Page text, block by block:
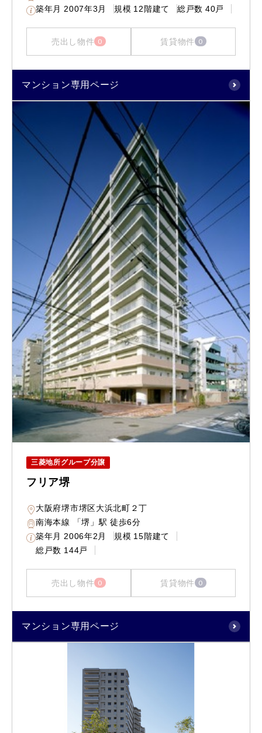
築年月 2007年3月 規模 12階建て 総戸数 40戸
売出し物件 0 賃貸物件 0
マンション専用ページ
三菱地所グループ分譲
フリア堺
大阪府堺市堺区大浜北町２丁
南海本線 「堺」駅 徒歩6分
築年月 2006年2月 規模 15階建て
総戸数 144戸
売出し物件 0 賃貸物件 0
マンション専用ページ